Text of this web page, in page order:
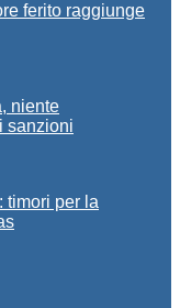
ferito raggiunge
niente
sanzioni
timori per la